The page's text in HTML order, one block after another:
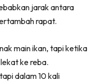
jarak antara
rapat.
main ikan, tapi ketika
ke reba.
dalam 10 kali